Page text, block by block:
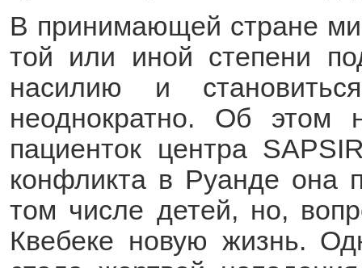
В принимающей стране
той или иной степени
насилию и
неоднократно. Об этом
пациенток центра
конфликта в Руанде она
том числе детей, но,
Квебеке новую жизнь.